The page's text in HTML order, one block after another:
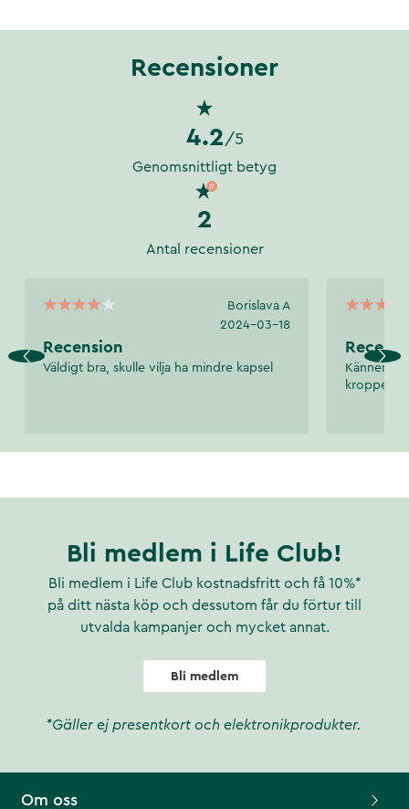
Recensioner
4.2 /5
Genomsnittligt betyg
2
Antal recensioner
Borislava A
2024-03-18
Recension
Väldigt bra, skulle vilja ha mindre kapsel
Känner
kroppen
Bli medlem i Life Club!
Bli medlem i Life Club kostnadsfritt och få 10%*
på ditt nästa köp och dessutom får du förtur till
utvalda kampanjer och mycket annat.
Bli medlem
*Gäller ej presentkort och elektronikprodukter.
Om oss